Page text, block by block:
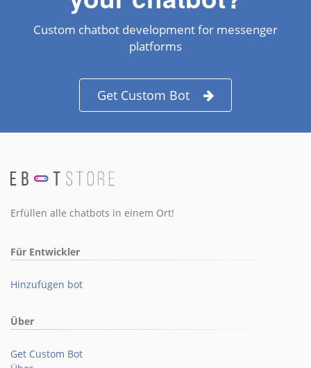
Custom chatbot development for messenger
platforms
Get Custom Bot
Erfüllen alle chatbots in einem Ort!
Für Entwickler
Hinzufügen bot
Über
Get Custom Bot